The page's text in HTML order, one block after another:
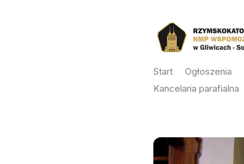
Start Ogłoszenia
Kancelaria parafialna